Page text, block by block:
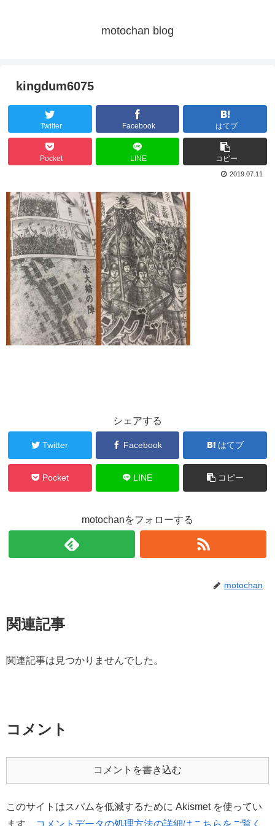
motochan blog
kingdum6075
Twitter Facebook はてブ
Pocket LINE コピー
2019.07.11
シェアする
Twitter Facebook はてブ
Pocket LINE コピー
motochanをフォローする
motochan
関連記事
関連記事は見つかりませんでした。
コメント
コメントを書き込む
このサイトはスパムを低減するために Akismet を使ってい
ます。
コメントデータの処理方法の詳細はこちらをご覧く